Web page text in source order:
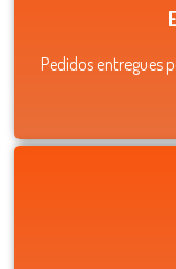
Pedidos entregues